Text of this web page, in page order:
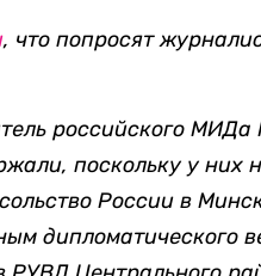
, что попросят
российского
поскольку у них
России в
дипломатического